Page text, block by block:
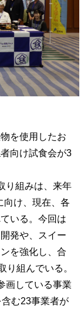
を使用したお
向け試食会が3
り組みは、来年
向け、現在、各
いる。今回は
発や、スイー
を強化し、合
り組んでいる。
画している事業
む23事業者が